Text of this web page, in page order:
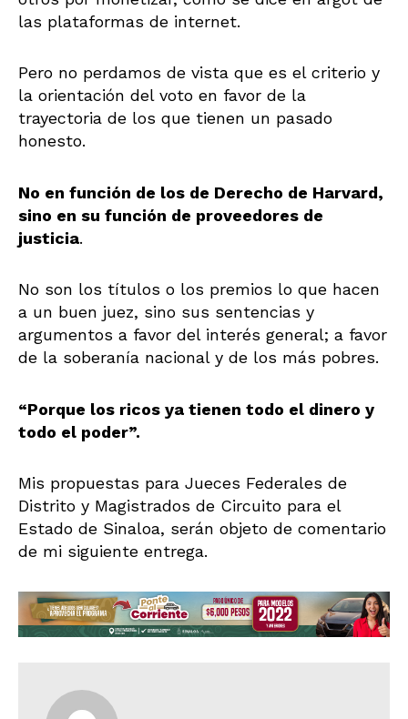
las plataformas de internet.
Pero no perdamos de vista que es el criterio y
la orientación del voto en favor de la
trayectoria de los que tienen un pasado
honesto.
No en función de los de Derecho de Harvard,
sino en su función de proveedores de
justicia.
No son los títulos o los premios lo que hacen
a un buen juez, sino sus sentencias y
argumentos a favor del interés general; a favor
de la soberanía nacional y de los más pobres.
“Porque los ricos ya tienen todo el dinero y
todo el poder”.
Mis propuestas para Jueces Federales de
Distrito y Magistrados de Circuito para el
Estado de Sinaloa, serán objeto de comentario
de mi siguiente entrega.